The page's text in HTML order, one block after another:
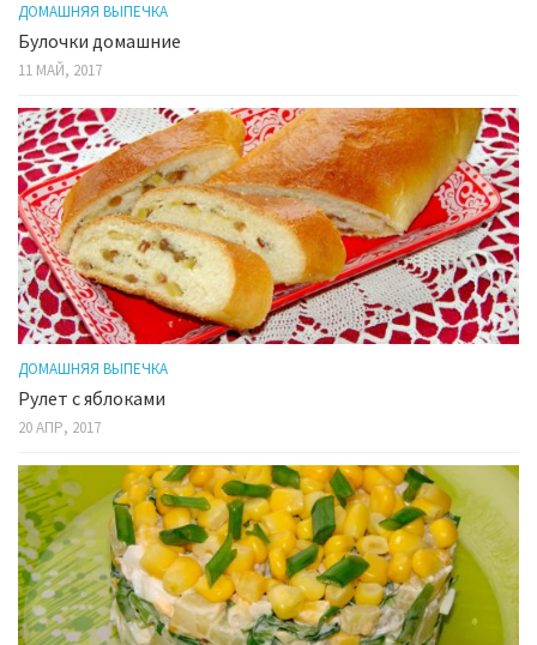
ДОМАШНЯЯ ВЫПЕЧКА
Булочки домашние
11 МАЙ, 2017
ДОМАШНЯЯ ВЫПЕЧКА
Рулет с яблоками
20 АПР, 2017